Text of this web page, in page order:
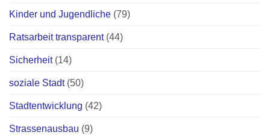
Kinder und Jugendliche (79)
Ratsarbeit transparent(44)
Sicherheit(14)
soziale Stadt(50)
Stadtentwicklung (42)
Strassenausbau (9)